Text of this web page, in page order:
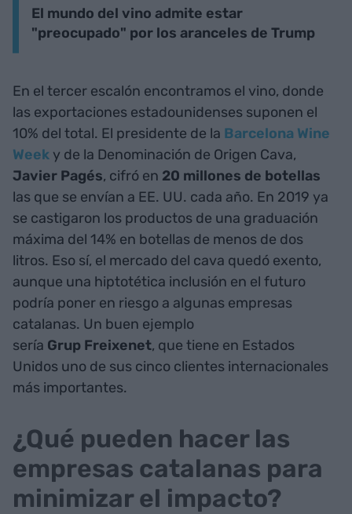
El mundo del vino admite estar
"preocupado" por los aranceles de Trump
En el tercer escalón encontramos el vino, donde
las exportaciones estadounidenses suponen el
10% del total. El presidente de la Barcelona Wine
Week y de la Denominación de Origen Cava,
Javier Pagés, cifró en 20 millones de botellas
las que se envían a EE. UU. cada año. En 2019 ya
se castigaron los productos de una graduación
máxima del 14% en botellas de menos de dos
litros. Eso sí, el mercado del cava quedó exento,
aunque una hiptotética inclusión en el futuro
podría poner en riesgo a algunas empresas
catalanas. Un buen ejemplo
sería Grup Freixenet, que tiene en Estados
Unidos uno de sus cinco clientes internacionales
más importantes.
¿Qué pueden hacer las
empresas catalanas para
minimizar el impacto?